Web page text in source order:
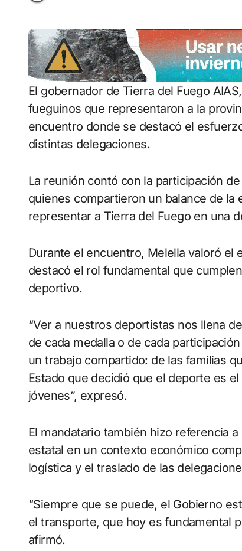
El gobernador de Tierra del Fuego AIAS, Gustavo Melella, recibió a las y los deportistas
fueguinos que representaron a la
encuentro donde se destacó el
distintas delegaciones.
La reunión contó con la participación
quienes compartieron un balance de la
representar a Tierra del Fuego en una
Durante el encuentro, Melella valoró el
destacó el rol fundamental que
deportivo.
“Ver a nuestros deportistas nos llena
de cada medalla o de cada
un trabajo compartido: de las familias
Estado que decidió que el deporte es
jóvenes”, expresó.
El mandatario también hizo referencia
estatal en un contexto económico
logística y el traslado de las
“Siempre que se puede, el Gobierno
el transporte, que hoy es fundamental
afirmó.